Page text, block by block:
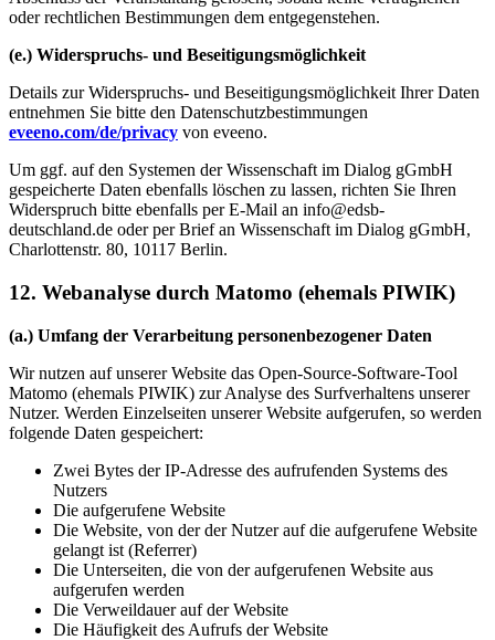
oder rechtlichen Bestimmungen dem entgegenstehen.
(e.) Widerspruchs- und Beseitigungsmöglichkeit
Details zur Widerspruchs- und Beseitigungsmöglichkeit Ihrer Daten
entnehmen Sie bitte den Datenschutzbestimmungen
eveeno.com/de/privacy von eveeno.
Um ggf. auf den Systemen der Wissenschaft im Dialog gGmbH
gespeicherte Daten ebenfalls löschen zu lassen, richten Sie Ihren
Widerspruch bitte ebenfalls per E-Mail an info@edsb-
deutschland.de oder per Brief an Wissenschaft im Dialog gGmbH,
Charlottenstr. 80, 10117 Berlin.
12. Webanalyse durch Matomo (ehemals PIWIK)
(a.) Umfang der Verarbeitung personenbezogener Daten
Wir nutzen auf unserer Website das Open-Source-Software-Tool
Matomo (ehemals PIWIK) zur Analyse des Surfverhaltens unserer
Nutzer. Werden Einzelseiten unserer Website aufgerufen, so werden
folgende Daten gespeichert:
Zwei Bytes der IP-Adresse des aufrufenden Systems des
Nutzers
Die aufgerufene Website
Die Website, von der der Nutzer auf die aufgerufene Website
gelangt ist (Referrer)
Die Unterseiten, die von der aufgerufenen Website aus
aufgerufen werden
Die Verweildauer auf der Website
Die Häufigkeit des Aufrufs der Website